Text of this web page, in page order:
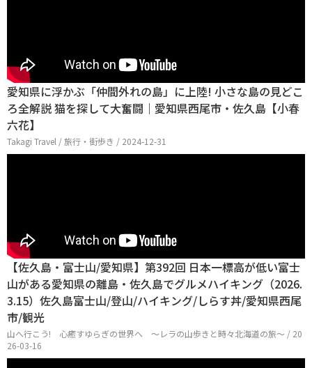
愛知県に浮かぶ「仲間外れの島」に上陸! 小さな島の見どこ
ろ全解説 猫を探して大奮闘｜愛知県西尾市・佐久島【小春
六花】
Takagi Travel / 旅行・街歩き / 2024-12-31
【佐久島・富士山/愛知県】第392回 日本一標高が低い富士
山がある愛知県の離島・佐久島でグルメハイキング（2026.
3.15）佐久島富士山/登山/ハイキング/しらす丼/愛知県西尾
市/観光
山へ行こう! 心癒すゆらぎの世界へ 〜レラの山歩きと時々北海道の旅〜 / 20
26-03-16